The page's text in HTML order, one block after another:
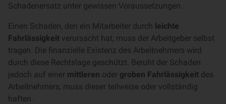
Schadenersatz unter gewissen Voraussetzungen.
Einen Schaden, den ein Mitarbeiter durch leichte
Fahrlässigkeit verursacht hat, muss der Arbeitgeber selbst
tragen. Die finanzielle Existenz des Arbeitnehmers wird
durch diese Rechtslage geschützt. Beruht der Schaden
jedoch auf einer mittleren oder groben Fahrlässigkeit des
Arbeitnehmers, muss dieser teilweise oder vollständig
haften.